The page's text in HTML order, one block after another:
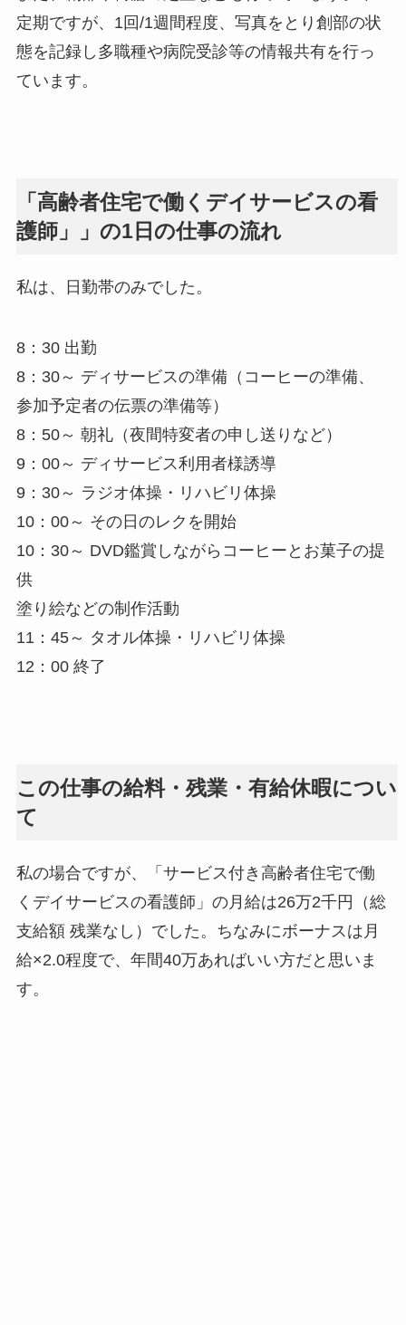
定期ですが、1回/1週間程度、写真をとり創部の状
態を記録し多職種や病院受診等の情報共有を行っ
ています。
「高齢者住宅で働くデイサービスの看
護師」」の1日の仕事の流れ
私は、日勤帯のみでした。
8：30 出勤
8：30～ ディサービスの準備（コーヒーの準備、
参加予定者の伝票の準備等）
8：50～ 朝礼（夜間特変者の申し送りなど）
9：00～ ディサービス利用者様誘導
9：30～ ラジオ体操・リハビリ体操
10：00～ その日のレクを開始
10：30～ DVD鑑賞しながらコーヒーとお菓子の提
供
塗り絵などの制作活動
11：45～ タオル体操・リハビリ体操
12：00 終了
この仕事の給料・残業・有給休暇につい
て
私の場合ですが、「サービス付き高齢者住宅で働
くデイサービスの看護師」の月給は26万2千円（総
支給額 残業なし）でした。ちなみにボーナスは月
給×2.0程度で、年間40万あればいい方だと思いま
す。